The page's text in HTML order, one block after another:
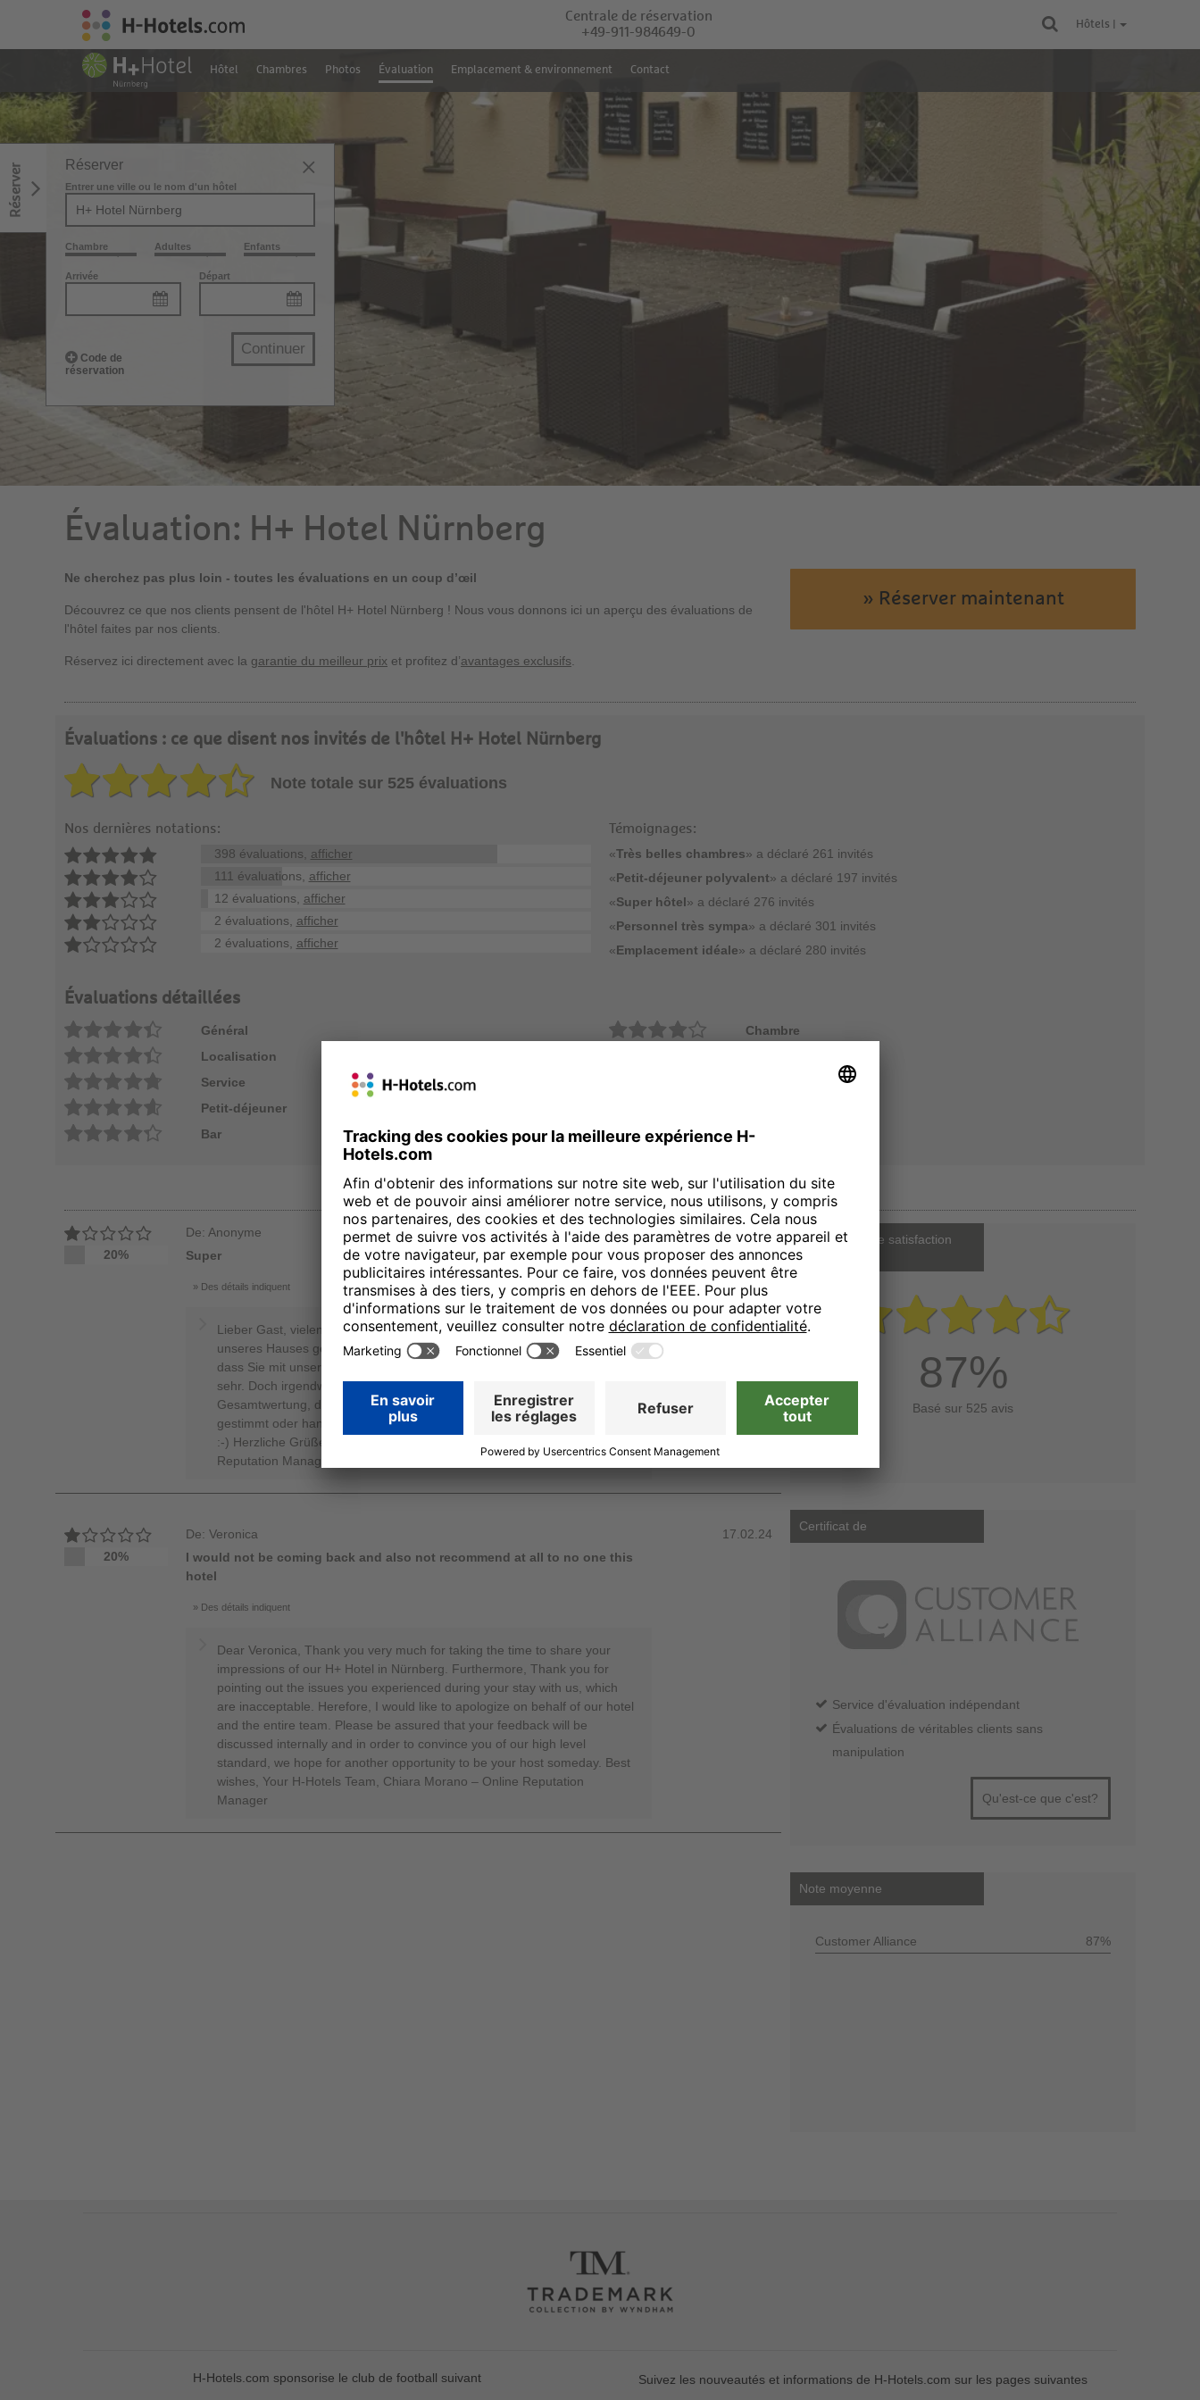
Centrale de réservation
+49-911-984649-0
Hôtels |
Hôtel Chambres Photos Évaluation Emplacement & environnement Contact
Réserver Réserver
Entrer une ville ou le nom d'un hôtel
Chambre Adultes Enfants
Arrivée Départ
Code de
réservation
Continuer
Évaluation: H+ Hotel Nürnberg
Ne cherchez pas plus loin - toutes les évaluations en un coup d’œil
Découvrez ce que nos clients pensent de l'hôtel H+ Hotel Nürnberg ! Nous vous donnons ici un aperçu des évaluations de
l'hôtel faites par nos clients.
Réservez ici directement avec la garantie du meilleur prix et profitez d’avantages exclusifs
» Réserver maintenant
Évaluations : ce que disent nos invités de l'hôtel H+ Hotel Nürnberg
Note totale sur 525 évaluations
Nos dernières notations:
398 évaluations, afficher
111 évaluations, afficher
12 évaluations, afficher
2 évaluations, afficher
2 évaluations, afficher
Témoignages:
«Très belles chambres» a déclaré 261 invités
«Petit-déjeuner polyvalent» a déclaré 197 invités
«Super hôtel» a déclaré 276 invités
«Personnel très sympa» a déclaré 301 invités
«Emplacement idéale» a déclaré 280 invités
Évaluations détaillées
Général
Chambre
Localisation
Service
Petit-déjeuner
Bar
20%
De: Anonyme
Super
Des détails indiquent
Lieber Gast, vielen Dank, dass Sie sich die Zeit für eine Bewertung
unseres Hauses genommen haben. Wir entnehmen Ihrem Kommentar,
dass Sie mit unserer Leistung zufrieden waren und das freut uns natürlich
sehr. Doch irgendwie korrespondiert Ihr Text nicht mit der
Gesamtwertung, die Sie vergeben haben. Hat doch irgendwas nicht
gestimmt oder handelt es sich hierbei lediglich um ein Missverständnis?
:-) Herzliche Grüße, Ihr Team von den H-Hotels, Chiara Morano - Online
Reputation Manager
20.03.24
20%
De: Veronica
I would not be coming back and also not recommend at all to no one this
hotel
Des détails indiquent
Dear Veronica, Thank you very much for taking the time to share your
impressions of our H+ Hotel in Nürnberg. Furthermore, Thank you for
pointing out the issues you experienced during your stay with us, which
are inacceptable. Herefore, I would like to apologize on behalf of our hotel
and the entire team. Please be assured that your feedback will be
discussed internally and in order to convince you of our high level
standard, we hope for another opportunity to be your host someday. Best
wishes, Your H-Hotels Team, Chiara Morano – Online Reputation
Manager
17.02.24
Notre indice de satisfaction
client
87%
Basé sur 525 avis
Certificat de
Service d'évaluation indépendant
Évaluations de véritables clients sans
manipulation
Qu'est-ce que c'est?
Note moyenne
Customer Alliance 87%
H-Hotels.com sponsorise le club de football suivant Suivez les nouveautés et informations de H-Hotels.com sur les pages suivantes